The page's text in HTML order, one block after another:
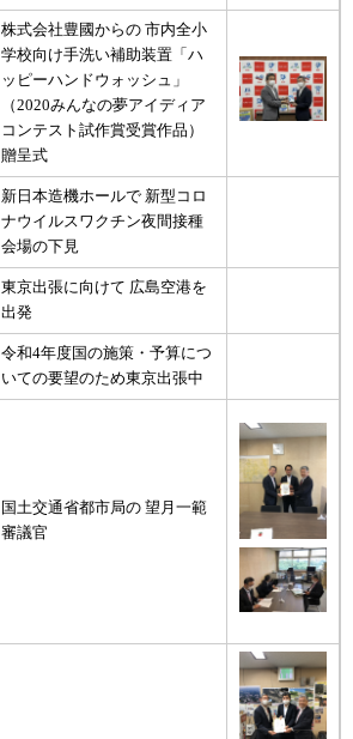
株式会社豊國からの 市内全小
学校向け手洗い補助装置「ハ
ッピーハンドウォッシュ」
（2020みんなの夢アイディア
コンテスト試作賞受賞作品）
贈呈式
新日本造機ホールで 新型コロ
ナウイルスワクチン夜間接種
会場の下見
東京出張に向けて 広島空港を
出発
令和4年度国の施策・予算につ
いての要望のため東京出張中
国土交通省都市局の 望月一範
審議官